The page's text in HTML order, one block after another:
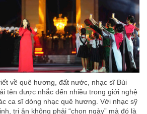
về quê hương, đất nước, nhạc sĩ Bùi
tên được nhắc đến nhiều trong giới nghệ
ca sĩ dòng nhạc quê hương. Với nhạc sỹ
tri ân không phải “chọn ngày” mà đó là